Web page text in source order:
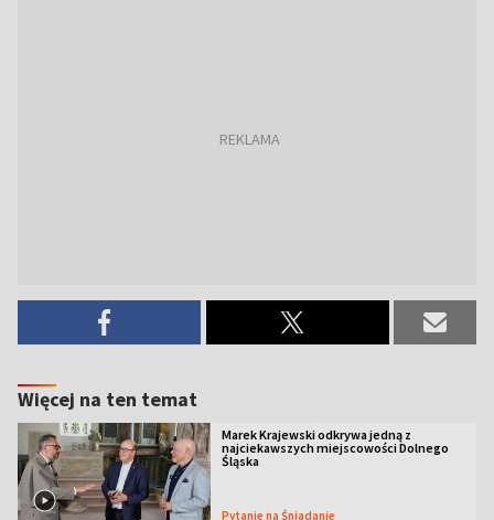
Więcej na ten temat
Marek Krajewski odkrywa jedną z
najciekawszych miejscowości Dolnego
Śląska
Pytanie na Śniadanie